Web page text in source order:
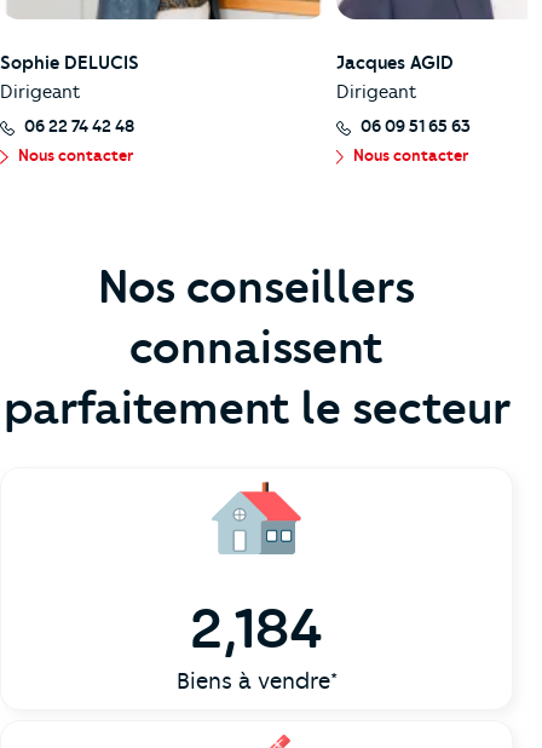
Sophie DELUCIS
Dirigeant
06 22 74 42 48
Nous contacter
Jacques AGID
Dirigeant
06 09 51 65 63
Nous contacter
Nos conseillers
connaissent
parfaitement le secteur
2,184
Biens à vendre*